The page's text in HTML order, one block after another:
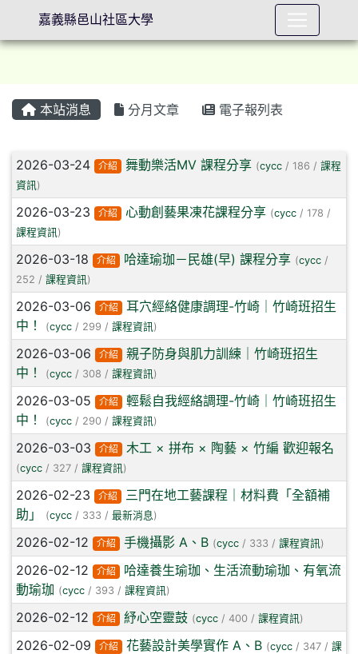
本站消息 分月文章 電子報列表
文章列表
2026-03-24 介紹 舞動樂活MV 課程分享 (cycc/ 186 / 課程
資訊)
2026-03-23 介紹 心動創藝果凍花課程分享 (cycc/ 178 /
課程資訊)
2026-03-18 介紹 哈達瑜珈－民雄(早) 課程分享 (cycc/
252 / 課程資訊)
2026-03-06 介紹
耳穴經絡健康調理-竹崎｜竹崎班招生
中！
(cycc / 299 / 課程資訊)
2026-03-06 介紹
親子防身與肌力訓練｜竹崎班招生
中！
(cycc / 308 / 課程資訊)
2026-03-05 介紹
輕鬆自我經絡調理-竹崎｜竹崎班招生
中！
(cycc / 290 / 課程資訊)
2026-03-03 介紹 木工 × 拼布 × 陶藝 × 竹編 歡迎報名
(cycc / 327 / 課程資訊)
2026-02-23 介紹
三門在地工藝課程｜材料費「全額補
助」
(cycc / 333 / 最新消息)
2026-02-12 介紹 手機攝影 A、B (cycc/ 333 / 課程資訊)
2026-02-12 介紹
哈達養生瑜珈、生活流動瑜珈、有氧流
動瑜珈 (cycc / 393 / 課程資訊)
2026-02-12 介紹 紓心空靈鼓 (cycc/ 400 / 課程資訊)
2026-02-09 介紹 花藝設計美學實作 A、B (cycc/ 347 / 課
嘉義縣邑山社區大學